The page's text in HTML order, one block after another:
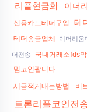
리플현금화 이더
신용카드테더구입 테
테더송금업체 이더리움
더전송 국내거래소fds
밈코인팝니다
세금적게내는방법 비
트론리플코인전